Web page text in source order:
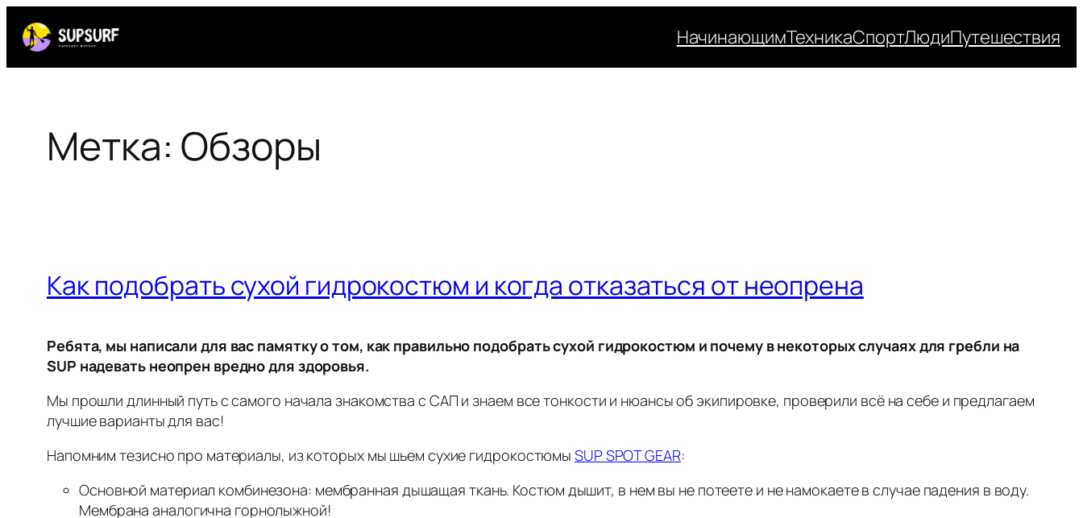
Перейти
содержимому
НачинающимТехникаСпортЛюдиПутешествия
Метка: Обзоры
Как подобрать сухой гидрокостюм и когда отказаться от неопрена
Ребята, мы написали для вас памятку о том, как правильно подобрать сухой гидрокостюм и почему в некоторых случаях для гребли на
SUP надевать неопрен вредно для здоровья.
Мы прошли длинный путь с самого начала знакомства с САП и знаем все тонкости и нюансы об экипировке, проверили всё на себе и предлагаем
лучшие варианты для вас!
Напомним тезисно про материалы, из которых мы шьем сухие гидрокостюмыSUP SPOT GEAR:
Основной материал комбинезона: мембранная дышащая ткань. Костюм дышит, в нем вы не потеете и не намокаете в случае падения в воду.
Мембрана аналогична горнолыжной!